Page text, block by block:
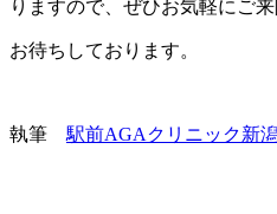
りますので、ぜひお気軽にご来
お待ちしております。
執筆 駅前AGAクリニック新